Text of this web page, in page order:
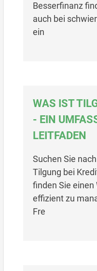
Besserfinanz
auch bei
ein
WAS IST
- EIN
LEITFADEN
Suchen Sie
Tilgung bei
finden Sie einen
effizient zu
Fre